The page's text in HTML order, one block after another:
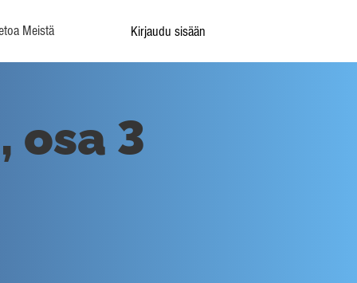
Meistä Kirjaudu sisään
osa 3